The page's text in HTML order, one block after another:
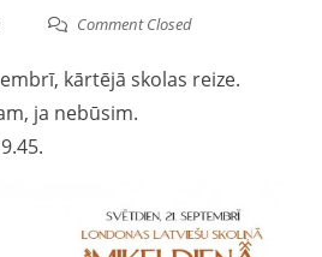
Comment Closed
kārtējā skolas reize.
ja nebūsim.